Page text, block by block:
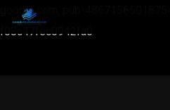
google.com, pub-
f08c47fec0942fa0